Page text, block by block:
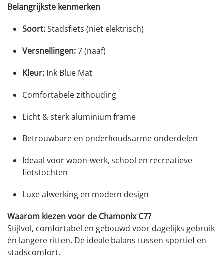
Belangrijkste kenmerken
Soort:Stadsfiets (niet elektrisch)
Versnellingen:7 (naaf)
Kleur: Ink Blue Mat
Comfortabele zithouding
Licht & sterk aluminium frame
Betrouwbare en onderhoudsarme onderdelen
Ideaal voor woon-werk, school en recreatieve
fietstochten
Luxe afwerking en modern design
Waarom kiezen voor de Chamonix C7?
Stijlvol, comfortabel en gebouwd voor dagelijks gebruik
én langere ritten. De ideale balans tussen sportief en
stadscomfort.